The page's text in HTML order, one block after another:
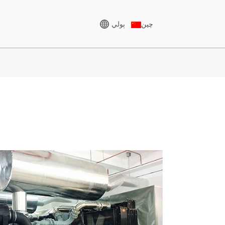
پي سيريز 825-1880 KVA
وي اي
ايم ايس سيريز 715-2500
ٻولي چين